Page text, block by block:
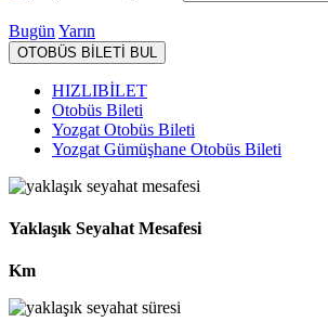
Bugün Yarın
OTOBÜS BİLETİ BUL
HIZLIBİLET
Otobüs Bileti
Yozgat Otobüs Bileti
Yozgat Gümüşhane Otobüs Bileti
Yaklaşık Seyahat Mesafesi
Km